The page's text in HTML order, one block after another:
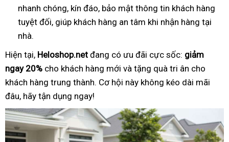
nhanh chóng, kín đáo, bảo mật thông tin khách hàng
tuyệt đối, giúp khách hàng an tâm khi nhận hàng tại
nhà.
Hiện tại, Heloshop.net đang có ưu đãi cực sốc: giảm
ngay 20% cho khách hàng mới và tặng quà tri ân cho
khách hàng trung thành. Cơ hội này không kéo dài mãi
đâu, hãy tận dụng ngay!